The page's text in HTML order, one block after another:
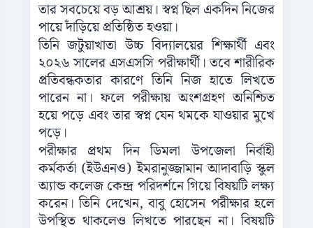
তার সবচেয়ে বড় আশ্রয়। স্বপ্ন ছিল একদিন নিজের
পায়ে দাঁড়িয়ে প্রতিষ্ঠিত হওয়া।
তিনি জটুয়াখাতা উচ্চ বিদ্যালয়ের শিক্ষার্থী এবং
২০২৬ সালের এসএসসি পরীক্ষার্থী। তবে শারীরিক
প্রতিবন্ধকতার কারণে তিনি নিজ হাতে লিখতে
পারেন না। ফলে পরীক্ষায় অংশগ্রহণ অনিশ্চিত
হয়ে পড়ে এবং তার স্বপ্ন যেন থমকে যাওয়ার মুখে
পড়ে।
পরীক্ষার প্রথম দিন ডিমলা উপজেলা নির্বাহী
কর্মকর্তা (ইউএনও) ইমরানুজ্জামান আদাবাড়ি স্কুল
অ্যান্ড কলেজ কেন্দ্র পরিদর্শনে গিয়ে বিষয়টি লক্ষ্য
করেন। তিনি দেখেন, বাবু হোসেন পরীক্ষার হলে
উপস্থিত থাকলেও লিখতে পারছেন না। বিষয়টি